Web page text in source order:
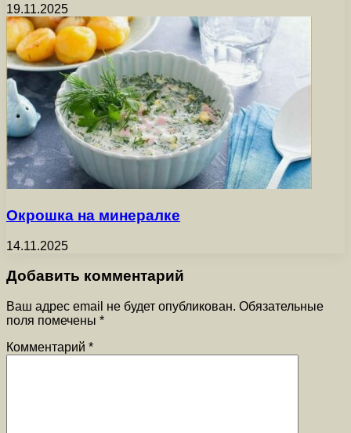
19.11.2025
Окрошка на минералке
14.11.2025
Добавить комментарий
Ваш адрес email не будет опубликован. Обязательные
поля помечены *
Комментарий *